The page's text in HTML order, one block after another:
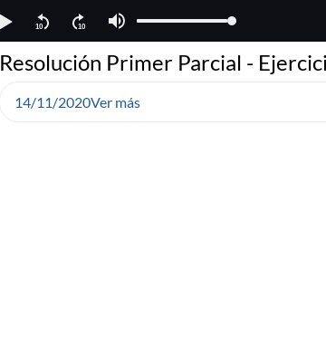
Resolución Primer Parcial -
14/11/2020Ver más